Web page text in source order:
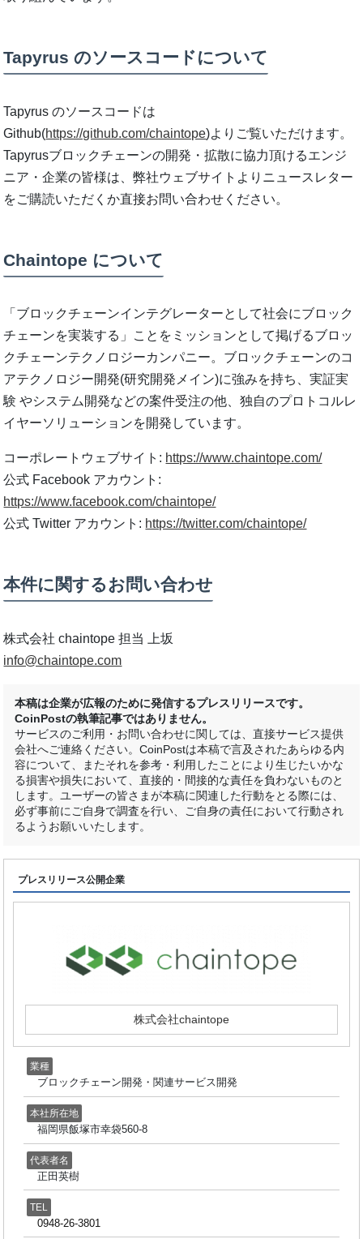
Tapyrus のソースコードについて
Tapyrus のソースコードは
Github(https://github.com/chaintope)よりご覧いただけます。
Tapyrusブロックチェーンの開発・拡散に協力頂けるエンジ
ニア・企業の皆様は、弊社ウェブサイトよりニュースレター
をご購読いただくか直接お問い合わせください。
Chaintope について
「ブロックチェーンインテグレーターとして社会にブロック
チェーンを実装する」ことをミッションとして掲げるブロッ
クチェーンテクノロジーカンパニー。ブロックチェーンのコ
アテクノロジー開発(研究開発メイン)に強みを持ち、実証実
験 やシステム開発などの案件受注の他、独自のプロトコルレ
イヤーソリューションを開発しています。
コーポレートウェブサイト: https://www.chaintope.com/
公式 Facebook アカウント:
https://www.facebook.com/chaintope/
公式 Twitter アカウント: https://twitter.com/chaintope/
本件に関するお問い合わせ
株式会社 chaintope 担当 上坂
info@chaintope.com
本稿は企業が広報のために発信するプレスリリースです。
CoinPostの執筆記事ではありません。
サービスのご利用・お問い合わせに関しては、直接サービス提供
会社へご連絡ください。CoinPostは本稿で言及されたあらゆる内
容について、またそれを参考・利用したことにより生じたいかな
る損害や損失において、直接的・間接的な責任を負わないものと
します。ユーザーの皆さまが本稿に関連した行動をとる際には、
必ず事前にご自身で調査を行い、ご自身の責任において行動され
るようお願いいたします。
プレスリリース公開企業
株式会社chaintope
業種
ブロックチェーン開発・関連サービス開発
本社所在地
福岡県飯塚市幸袋560-8
代表者名
正田英樹
TEL
0948-26-3801